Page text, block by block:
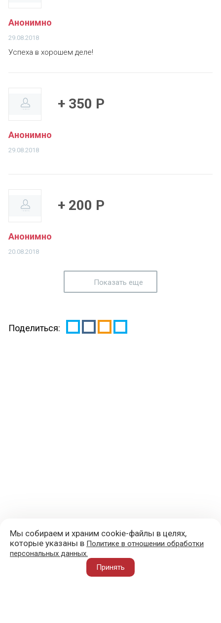
Анонимно
29.08.2018
Успеха в хорошем деле!
Анонимно
29.08.2018
+ 350 Р
Анонимно
20.08.2018
+ 200 Р
Показать еще
Поделиться:
+7 (977) 418-45-00
Мы собираем и храним cookie-файлы в целях,
которые указаны в Политике в отношении обработки
персональных данных.
Принять